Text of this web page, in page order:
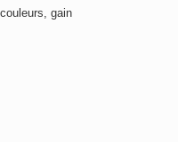
gain